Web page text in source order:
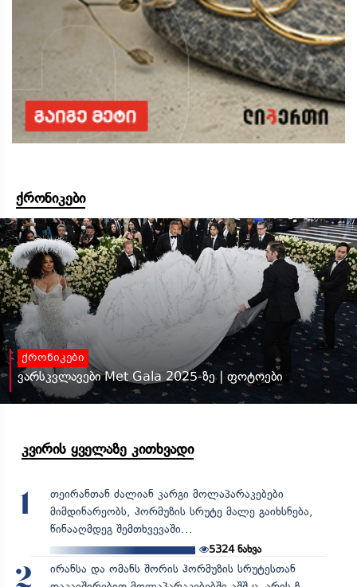
ქრონიკები
ქრონიკები
ვარსკვლავები Met Gala 2025-ზე | ფოტოები
კვირის ყველაზე კითხვადი
1
თეირანთან ძალიან კარგი მოლაპარაკებები
მიმდინარეობს, ჰორმუზის სრუტე მალე გაიხსნება,
წინააღმდეგ შემთხვევაში...
5324ნახვა
2
ირანსა და ომანს შორის ჰორმუზის სრუტესთან